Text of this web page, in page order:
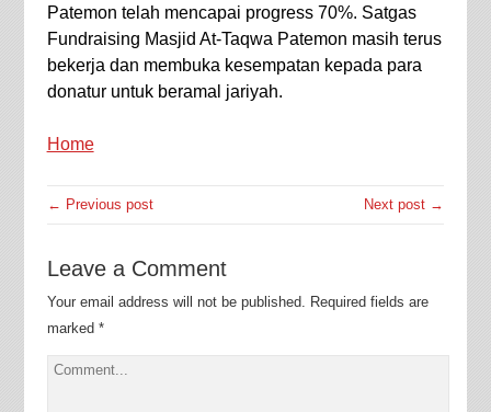
Patemon telah mencapai progress 70%. Satgas
Fundraising Masjid At-Taqwa Patemon masih terus
bekerja dan membuka kesempatan kepada para
donatur untuk beramal jariyah.
Home
← Previous post Next post →
Leave a Comment
Your email address will not be published.
Required fields are
marked *